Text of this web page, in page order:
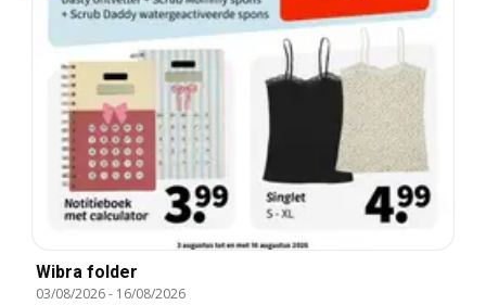
Wibra folder
03/08/2026- 16/08/2026